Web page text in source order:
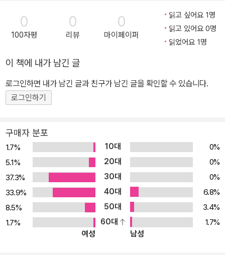
0
100자평
0
리뷰
0
마이페이퍼
읽고 싶어요 1명
읽고 있어요 0명
읽었어요 1명
이 책에 내가 남긴 글
로그인하면 내가 남긴 글과 친구가 남긴 글을 확인할 수 있습니다.
로그인하기
구매자 분포
1.7% 10대
0%
5.1%
20대
0%
37.3%
30대
0%
33.9%
40대
6.8%
8.5%
50대
3.4%
1.7%
60대
1.7%
여성
남성